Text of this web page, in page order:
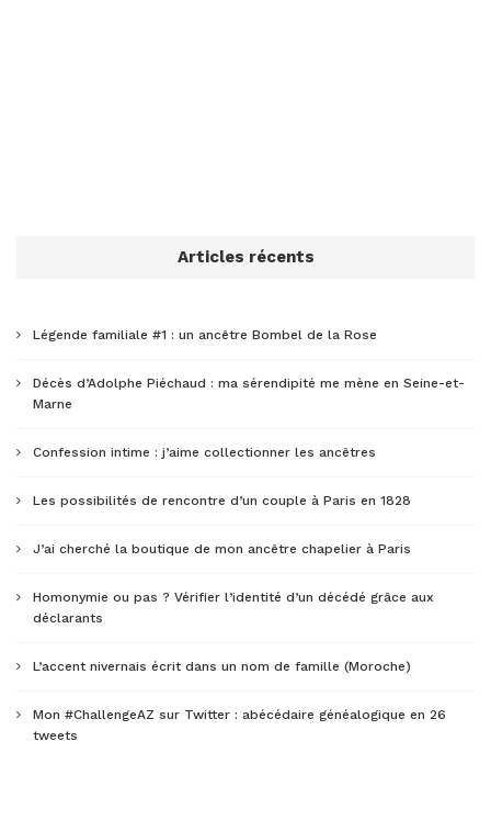
Articles récents
Légende familiale #1 : un ancêtre Bombel de la Rose
Décès d’Adolphe Piéchaud : ma sérendipité me mène en Seine-et-
Marne
Confession intime : j’aime collectionner les ancêtres
Les possibilités de rencontre d’un couple à Paris en 1828
J’ai cherché la boutique de mon ancêtre chapelier à Paris
Homonymie ou pas ? Vérifier l’identité d’un décédé grâce aux
déclarants
L’accent nivernais écrit dans un nom de famille (Moroche)
Mon #ChallengeAZ sur Twitter : abécédaire généalogique en 26
tweets